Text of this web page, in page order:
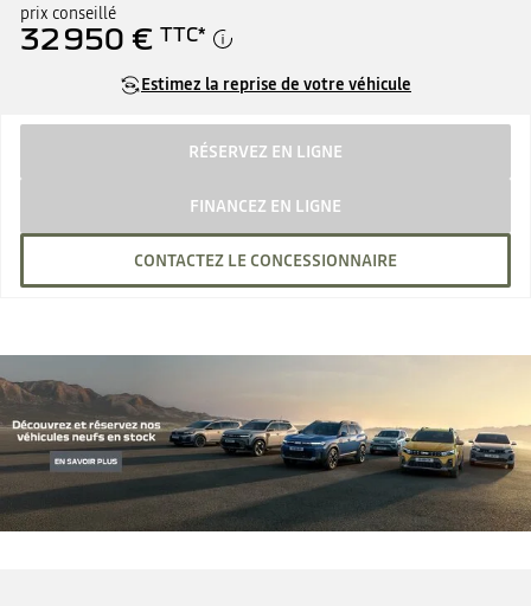
prix conseillé
32 950 € TTC*
Estimez la reprise de votre véhicule
RÉSERVEZ EN LIGNE
FINANCEZ EN LIGNE
CONTACTEZ LE CONCESSIONNAIRE